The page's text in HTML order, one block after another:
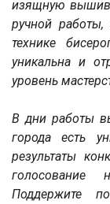
изящную
ручной
технике
уникальна и
уровень
В дни работы
города есть
результаты
голосование
Поддержите